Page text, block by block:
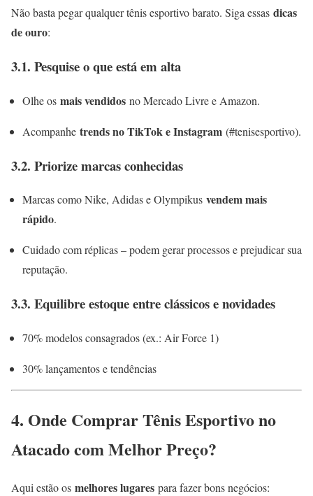
Não basta pegar qualquer tênis esportivo barato. Siga essas dicas
de ouro:
3.1. Pesquise o que está em alta
Olhe os mais vendidos no Mercado Livre e Amazon.
Acompanhe trends no TikTok e Instagram (#tenisesportivo).
3.2. Priorize marcas conhecidas
Marcas como Nike, Adidas e Olympikus vendem mais
rápido.
Cuidado com réplicas – podem gerar processos e prejudicar sua
reputação.
3.3. Equilibre estoque entre clássicos e novidades
70% modelos consagrados (ex.: Air Force 1)
30% lançamentos e tendências
4. Onde Comprar Tênis Esportivo no
Atacado com Melhor Preço?
Aqui estão os melhores lugares para fazer bons negócios: